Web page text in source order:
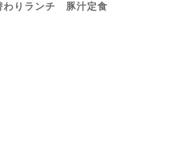
わりランチ 豚汁定食